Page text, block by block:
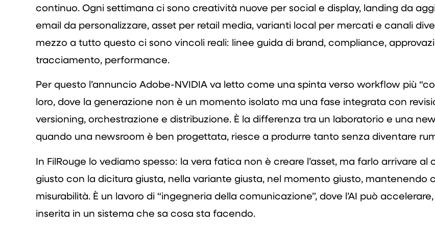
continuo. Ogni settimana ci sono creatività nuove per social e display, landing da
email da personalizzare, asset per retail media, varianti local per mercati e canali
mezzo a tutto questo ci sono vincoli reali: linee guida di brand, compliance,
tracciamento, performance.
Per questo l’annuncio Adobe-NVIDIA va letto come una spinta verso workflow più
loro, dove la generazione non è un momento isolato ma una fase integrata con
versioning, orchestrazione e distribuzione. È la differenza tra un laboratorio e una
quando una newsroom è ben progettata, riesce a produrre tanto senza diventare
In FilRouge lo vediamo spesso: la vera fatica non è creare l’asset, ma farlo arrivare al
giusto con la dicitura giusta, nella variante giusta, nel momento giusto, mantenendo
misurabilità. È un lavoro di “ingegneria della comunicazione”, dove l’AI può
inserita in un sistema che sa cosa sta facendo.